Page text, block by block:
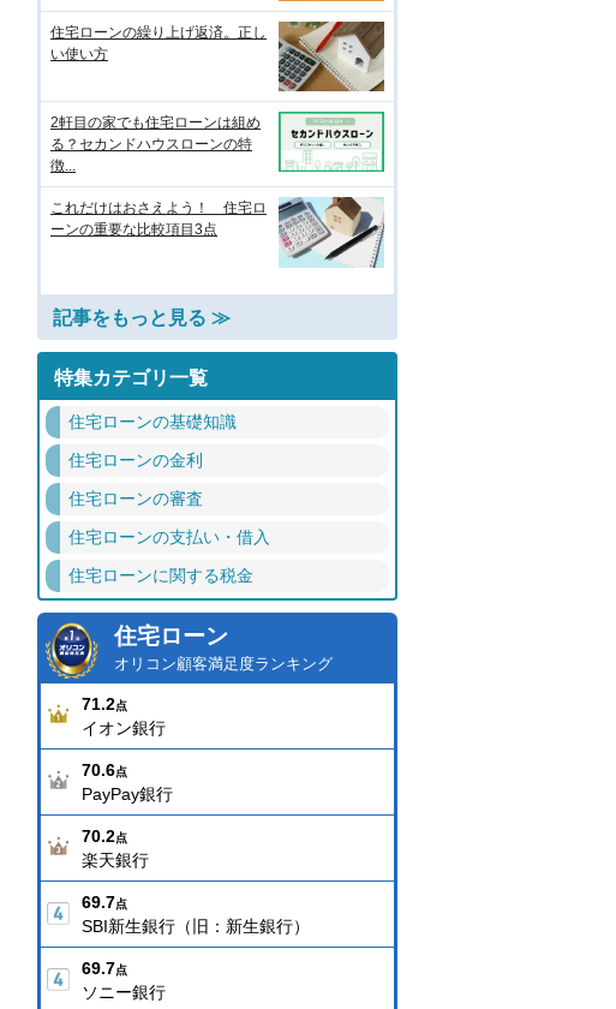
住宅ローンの繰り上げ返済。正し
い使い方
2軒目の家でも住宅ローンは組め
る？セカンドハウスローンの特
徴...
これだけはおさえよう！ 住宅ロ
ーンの重要な比較項目3点
記事をもっと見る ≫
特集カテゴリ一覧
住宅ローンの基礎知識
住宅ローンの金利
住宅ローンの審査
住宅ローンの支払い・借入
住宅ローンに関する税金
住宅ローン
オリコン顧客満足度ランキング
71.2点
イオン銀行
70.6点
PayPay銀行
70.2点
楽天銀行
69.7点
SBI新生銀行（旧：新生銀行）
69.7点
ソニー銀行